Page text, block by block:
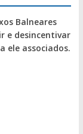
Balneares
e desincentivar
ele associados.